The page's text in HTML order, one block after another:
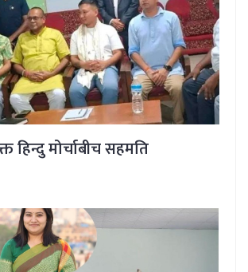
हिन्दु मोर्चाबीच सहमति